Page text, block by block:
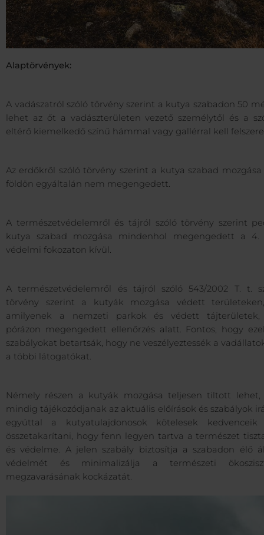
Alaptörvények:
A vadászatról szóló törvény szerint a kutya szabadon 50
lehet az őt a vadászterületen vezető személytől és a
eltérő kiemelkedő színű hámmal vagy gallérral kell
Az erdőkről szóló törvény szerint a kutya szabad
földön egyáltalán nem megengedett.
A természetvédelemről és tájról szóló törvény szerint
kutya szabad mozgása mindenhol megengedett a 4.
védelmi fokozaton kívül.
A természetvédelemről és tájról szóló 543/2002 T. t.
törvény szerint a kutyák mozgása védett
amilyenek a nemzeti parkok és védett tájterületek,
pórázon megengedett ellenőrzés alatt. Fontos, hogy
szabályokat betartsák, hogy ne veszélyeztessék a
a többi látogatókat.
Némely részen a kutyák mozgása teljesen tiltott lehet,
mindig tájékozódjanak az aktuális előírások és szabályok
egyúttal a kutyatulajdonosok kötelesek kedvenceik
összetakarítani, hogy fenn legyen tartva a természet
és védelme. A jelen szabály biztosítja a szabadon élő
védelmét és minimalizálja a természeti
megzavarásának kockázatát.